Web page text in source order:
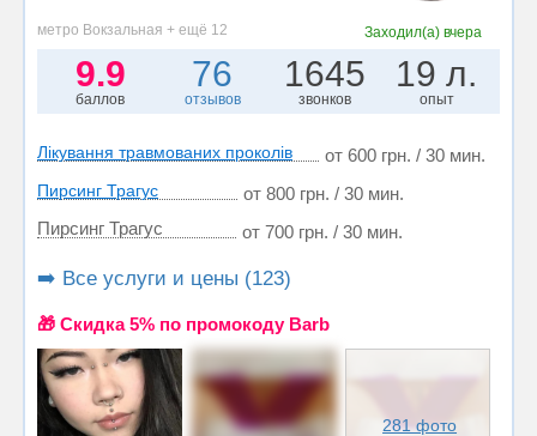
метро Вокзальная + ещё 12 Заходил(а) вчера
9.9
баллов
76
отзывов
1645
звонков
19 л.
опыт
Лікування травмованих проколів от 600 грн. / 30 мин.
Пирсинг Трагус
от 800 грн. / 30 мин.
Пирсинг Трагус
от 700 грн. / 30 мин.
➡️ Все услуги и цены (123)
🎁 Cкидка 5% по промокоду Barb
281 фото